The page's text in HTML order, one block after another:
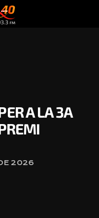
A LA 3A
2026